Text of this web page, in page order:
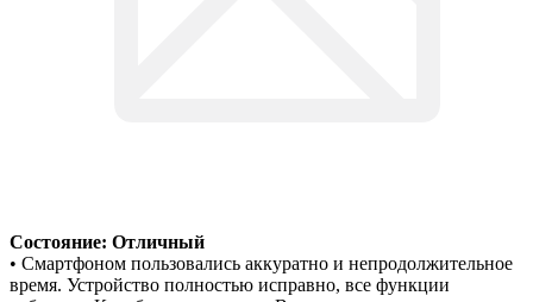
Состояние: Отличный
• Смартфоном пользовались аккуратно и непродолжительное
время. Устройство полностью исправно, все функции